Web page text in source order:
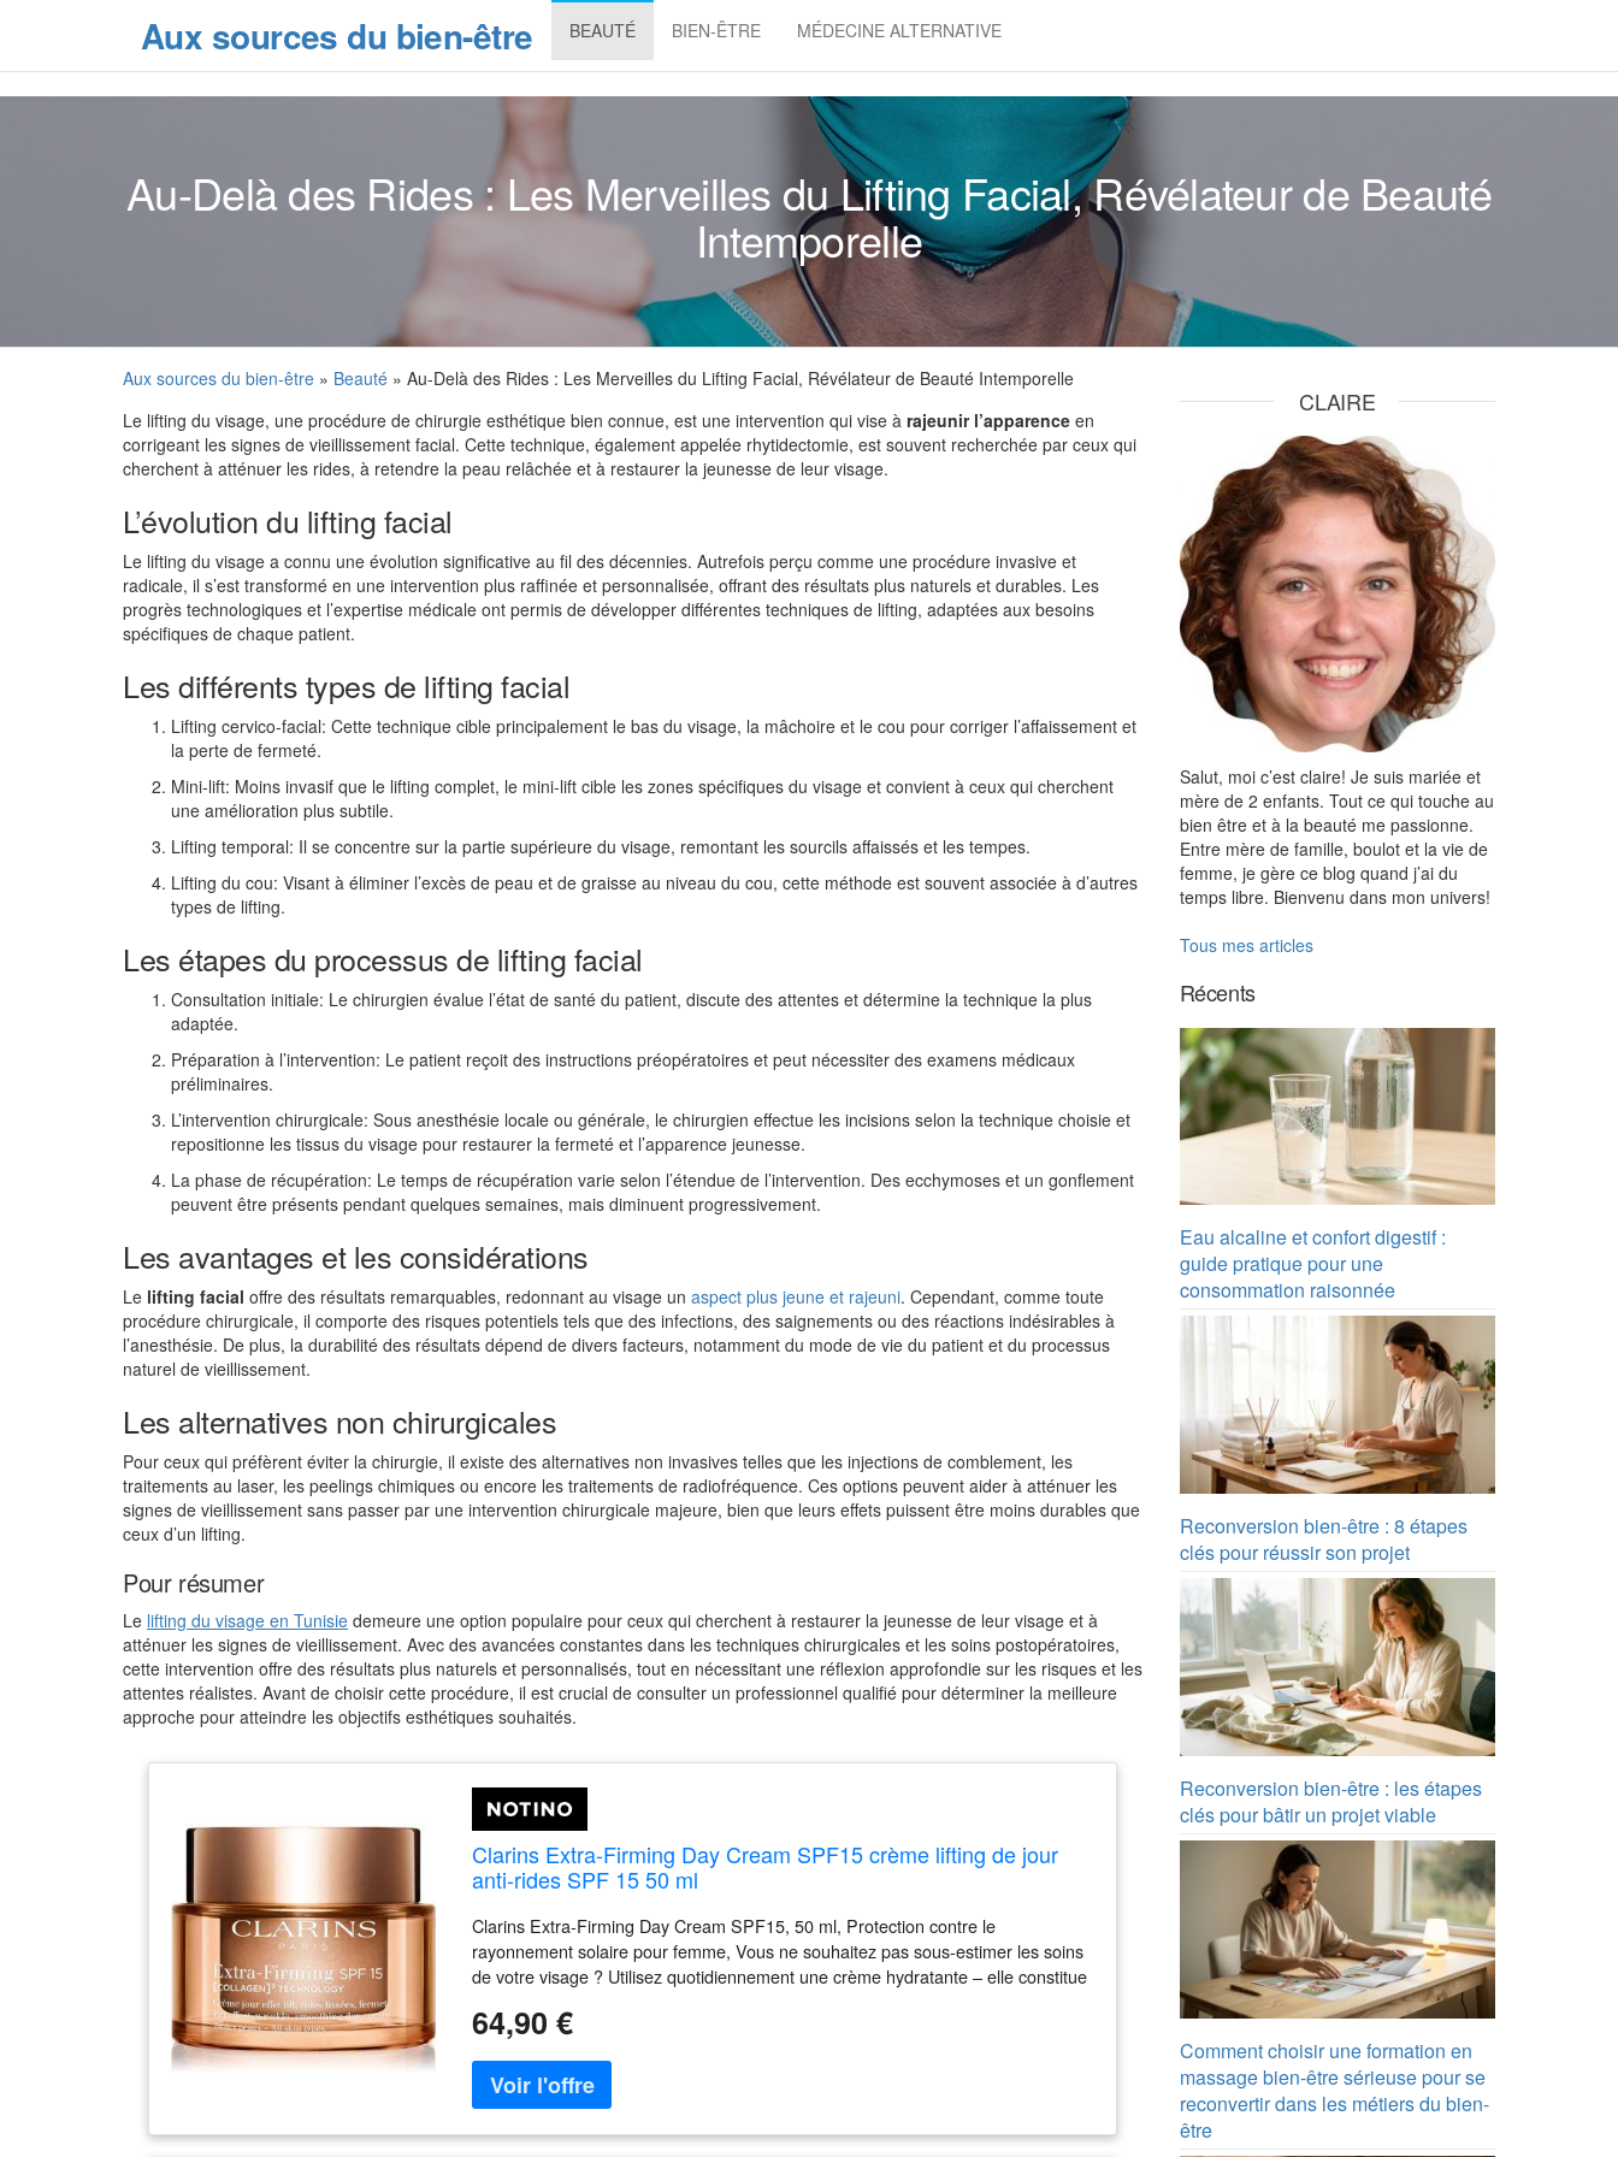
Aux sources du bien-être BEAUTÉ BIEN-ÊTRE MÉDECINE ALTERNATIVE
Au-Delà des Rides : Les Merveilles du Lifting Facial, Révélateur de Beauté
Intemporelle
Aux sources du bien-être » Beauté » Au-Delà des Rides : Les Merveilles du Lifting Facial, Révélateur de Beauté Intemporelle
Le lifting du visage, une procédure de chirurgie esthétique bien connue, est une intervention qui vise à rajeunir l’apparence en
corrigeant les signes de vieillissement facial. Cette technique, également appelée rhytidectomie, est souvent recherchée par ceux qui
cherchent à atténuer les rides, à retendre la peau relâchée et à restaurer la jeunesse de leur visage.
L’évolution du lifting facial
Le lifting du visage a connu une évolution significative au fil des décennies. Autrefois perçu comme une procédure invasive et
radicale, il s’est transformé en une intervention plus raffinée et personnalisée, offrant des résultats plus naturels et durables. Les
progrès technologiques et l’expertise médicale ont permis de développer différentes techniques de lifting, adaptées aux besoins
spécifiques de chaque patient.
Les différents types de lifting facial
Lifting cervico-facial: Cette technique cible principalement le bas du visage, la mâchoire et le cou pour corriger l’affaissement et
la perte de fermeté.
Mini-lift: Moins invasif que le lifting complet, le mini-lift cible les zones spécifiques du visage et convient à ceux qui cherchent
une amélioration plus subtile.
Lifting temporal: Il se concentre sur la partie supérieure du visage, remontant les sourcils affaissés et les tempes.
Lifting du cou: Visant à éliminer l’excès de peau et de graisse au niveau du cou, cette méthode est souvent associée à d’autres
types de lifting.
Les étapes du processus de lifting facial
Consultation initiale: Le chirurgien évalue l’état de santé du patient, discute des attentes et détermine la technique la plus
adaptée.
Préparation à l’intervention: Le patient reçoit des instructions préopératoires et peut nécessiter des examens médicaux
préliminaires.
L’intervention chirurgicale: Sous anesthésie locale ou générale, le chirurgien effectue les incisions selon la technique choisie et
repositionne les tissus du visage pour restaurer la fermeté et l’apparence jeunesse.
La phase de récupération: Le temps de récupération varie selon l’étendue de l’intervention. Des ecchymoses et un gonflement
peuvent être présents pendant quelques semaines, mais diminuent progressivement.
Les avantages et les considérations
Le lifting facial offre des résultats remarquables, redonnant au visage un aspect plus jeune et rajeuni. Cependant, comme toute
procédure chirurgicale, il comporte des risques potentiels tels que des infections, des saignements ou des réactions indésirables à
l’anesthésie. De plus, la durabilité des résultats dépend de divers facteurs, notamment du mode de vie du patient et du processus
naturel de vieillissement.
Les alternatives non chirurgicales
Pour ceux qui préfèrent éviter la chirurgie, il existe des alternatives non invasives telles que les injections de comblement, les
traitements au laser, les peelings chimiques ou encore les traitements de radiofréquence. Ces options peuvent aider à atténuer les
signes de vieillissement sans passer par une intervention chirurgicale majeure, bien que leurs effets puissent être moins durables que
ceux d’un lifting.
Pour résumer
Le lifting du visage en Tunisie demeure une option populaire pour ceux qui cherchent à restaurer la jeunesse de leur visage et à
atténuer les signes de vieillissement. Avec des avancées constantes dans les techniques chirurgicales et les soins postopératoires,
cette intervention offre des résultats plus naturels et personnalisés, tout en nécessitant une réflexion approfondie sur les risques et les
attentes réalistes. Avant de choisir cette procédure, il est crucial de consulter un professionnel qualifié pour déterminer la meilleure
approche pour atteindre les objectifs esthétiques souhaités.
Clarins Extra-Firming Day Cream SPF15 crème lifting de jour
anti-rides SPF 15 50 ml
Clarins Extra-Firming Day Cream SPF15, 50 ml, Protection contre le
rayonnement solaire pour femme, Vous ne souhaitez pas sous-estimer les soins
de votre visage ? Utilisez quotidiennement une crème hydratante – elle constitue
Clarins Extra-Firming Day Cream SPF15 apporte l’hydratation nécessaire à votre
squames. Elle laissera votre peau équilibrée, adoucie, nourrie et douce. Ses
effets hydratants permettent également de lutter contre les signes de
64,90 €
CLAIRE
Salut, moi c’est claire! Je suis mariée et
mère de 2 enfants. Tout ce qui touche au
bien être et à la beauté me passionne.
Entre mère de famille, boulot et la vie de
femme, je gère ce blog quand j’ai du
temps libre. Bienvenu dans mon univers!
Tous mes articles
Récents
Eau alcaline et confort digestif :
guide pratique pour une
consommation raisonnée
Reconversion bien-être : 8 étapes
clés pour réussir son projet
Reconversion bien-être : les étapes
clés pour bâtir un projet viable
Comment choisir une formation en
massage bien-être sérieuse pour se
reconvertir dans les métiers du bien-
être